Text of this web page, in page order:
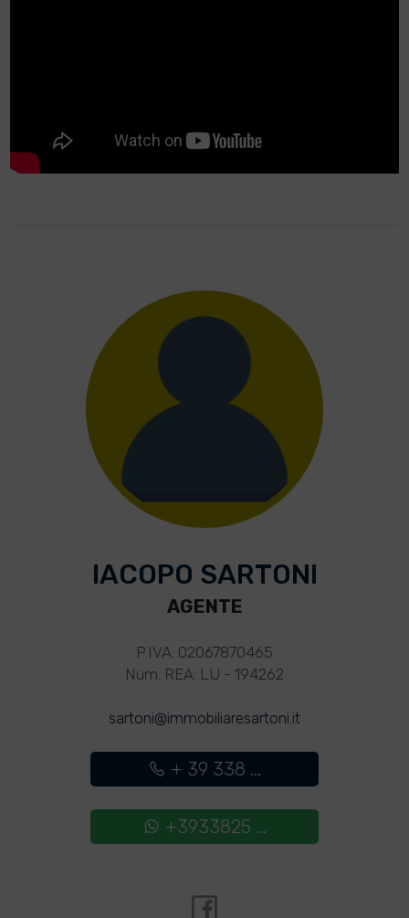
IACOPO SARTONI
AGENTE
P.IVA: 02067870465
Num. REA: LU - 194262
sartoni@immobiliaresartoni.it
+ 39 338 ...
+3933825 ...